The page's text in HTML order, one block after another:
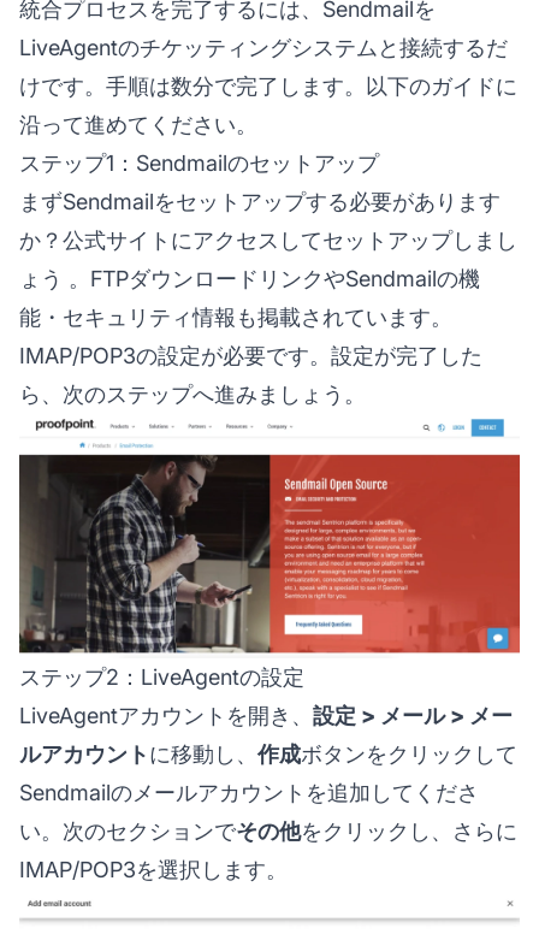
統合プロセスを完了するには、Sendmailを
LiveAgentのチケッティングシステムと接続するだ
けです。手順は数分で完了します。以下のガイドに
沿って進めてください。
ステップ1：Sendmailのセットアップ
まずSendmailをセットアップする必要があります
か？ 公式サイトにアクセスしてセットアップしまし
ょう 。FTPダウンロードリンクやSendmailの機
能・セキュリティ情報も掲載されています。
IMAP/POP3の設定が必要です。設定が完了した
ら、次のステップへ進みましょう。
ステップ2：LiveAgentの設定
LiveAgentアカウントを開き、 設定 > メール > メー
ルアカウントに移動し、 作成ボタンをクリックして
Sendmailのメールアカウントを追加してくださ
い。次のセクションでその他をクリックし、さらに
IMAP/POP3を選択します。